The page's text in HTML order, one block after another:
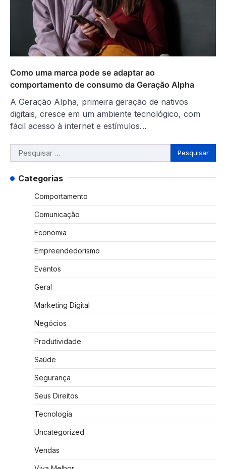
Como uma marca pode se adaptar ao
comportamento de consumo da Geração Alpha
A Geração Alpha, primeira geração de nativos
digitais, cresce em um ambiente tecnológico, com
fácil acesso à internet e estímulos…
Pesquisar
por:
Categorias
Comportamento
Comunicação
Economia
Empreendedorismo
Eventos
Geral
Marketing Digital
Negócios
Produtividade
Saúde
Segurança
Seus Direitos
Tecnologia
Uncategorized
Vendas